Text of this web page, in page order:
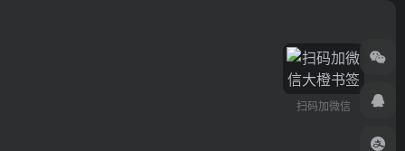
扫码加微信